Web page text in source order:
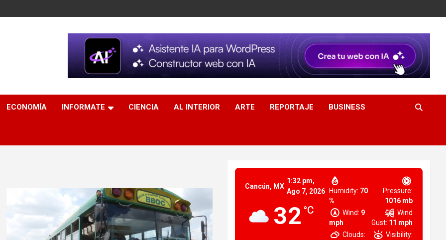
ECONOMÍA INFORMATE CIENCIA AL INTERIOR ARTE REPORTAJE BUSINESS
Cancún, MX
1:32 pm,
Ago 7, 2026
32 °C
Humidity: 70
%
Pressure:
1016 mb
Wind: 9
mph
Wind
Gust: 11 mph
Clouds:
Visibility: